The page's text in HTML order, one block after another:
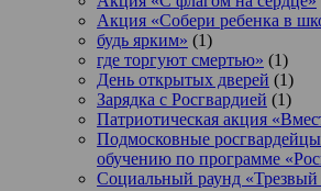
Акция «Собери ребенка в
будь ярким» (1)
где торгуют смертью» (1)
День открытых дверей (1)
Зарядка с Росгвардией (1)
Патриотическая акция
Подмосковные
обучению по программе
Социальный раунд «Трезвый